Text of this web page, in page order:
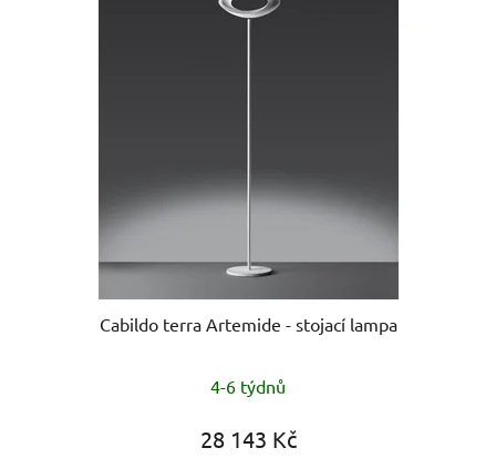
Cabildo terra Artemide - stojací lampa
4-6 týdnů
28 143 Kč